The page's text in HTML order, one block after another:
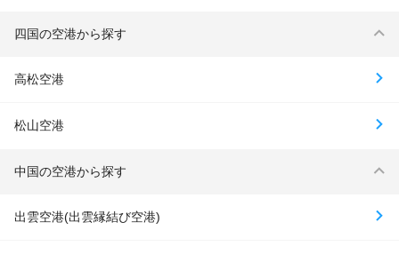
四国の空港から探す
高松空港
松山空港
中国の空港から探す
出雲空港(出雲縁結び空港)